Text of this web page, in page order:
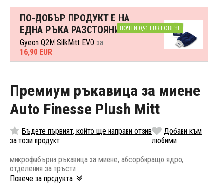
Премиум ръкавица за миене
Auto Finesse Plush Mitt
Бъдете първият, който ще направи отзив
за този продукт
Добави към
любими
микрофибърна ръкавица за миене, абсорбиращо ядро,
отделения за пръсти
Повече за продукта
ПО-ДОБЪР ПРОДУКТ Е НА
ЕДНА РЪКА РАЗСТОЯНИЕ
Gyeon Q2M SilkMitt EVO за
16,90 EUR
ПОЧТИ 0,91 EUR ПОВЕЧЕ